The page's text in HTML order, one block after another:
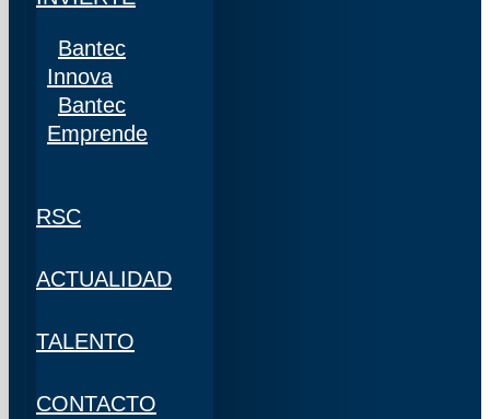
Bantec
Innova
Bantec
Emprende
RSC
ACTUALIDAD
TALENTO
CONTACTO